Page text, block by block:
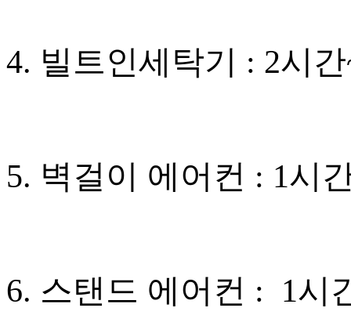
4. 빌트인세탁기 : 2시
5. 벽걸이 에어컨 : 1시
6. 스탠드 에어컨 : 1시